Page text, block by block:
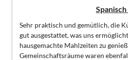
Sehr praktisch und gemütlich, die
gut ausgestattet, was uns
hausgemachte Mahlzeiten zu
Gemeinschaftsräume waren